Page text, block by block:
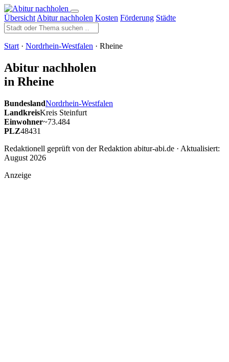
Übersicht Abitur nachholen Kosten Förderung Städte
Start · Nordrhein-Westfalen · Rheine
Abitur nachholen
in Rheine
BundeslandNordrhein-Westfalen
LandkreisKreis Steinfurt
Einwohner~73.484
PLZ48431
Redaktionell geprüft von der Redaktion abitur-abi.de · Aktualisiert:
August 2026
Anzeige